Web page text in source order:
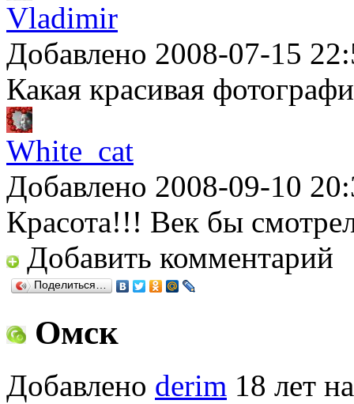
Vladimir
Добавлено 2008-07-15
Какая красивая
White_cat
Добавлено 2008-09-10
Красота!!! Век бы
Добавить комментарий
Поделиться…
Омск
Добавлено derim 18 лет